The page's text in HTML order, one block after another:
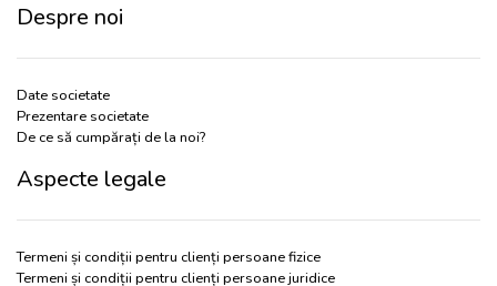
Despre noi
Date societate
Prezentare societate
De ce să cumpărați de la noi?
Aspecte legale
Termeni și condiții pentru clienți persoane fizice
Termeni și condiții pentru clienți persoane juridice